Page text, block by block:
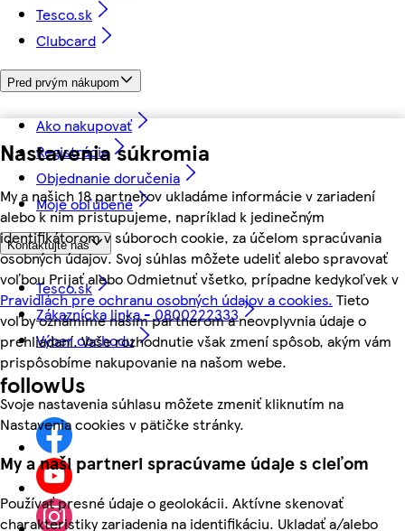
Nastavenia súkromia
My a našich 18 partnerov ukladáme informácie v zariadení
alebo k nim pristupujeme, napríklad k jedinečným
identifikátorom v súboroch cookie, za účelom spracúvania
osobných údajov. Svoj súhlas môžete udeliť alebo spravovať
voľbou Prijať alebo Odmietnuť všetko, prípadne kedykoľvek v
Pravidlách pre ochranu osobných údajov a cookies. Tieto
voľby oznámime našim partnerom a neovplyvnia údaje o
prehliadaní. Vaše rozhodnutie však zmení spôsob, akým vám
prispôsobíme nakupovanie na našom webe.
Svoje nastavenia súhlasu môžete zmeniť kliknutím na
Nastavenia cookies v pätičke stránky.
My a naši partneri spracúvame údaje s cieľom
Používať presné údaje o geolokácii. Aktívne skenovať
charakteristiky zariadenia na identifikáciu. Ukladať a/alebo
Tesco.sk
Clubcard
Pred prvým nákupom
Ako nakupovať
Registrácia
Objednanie doručenia
Moje obľúbené
Kontaktujte nás
Tesco.sk
Zákaznícka linka - 0800222333
Výber obchodu
followUs